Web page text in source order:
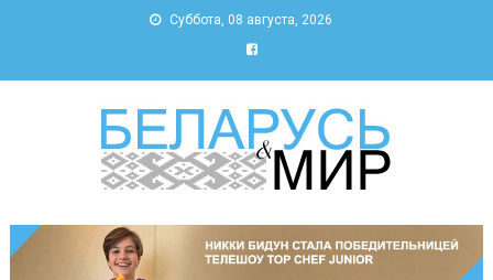
Суббота, 08 августа, 2026
Беларусь и мир